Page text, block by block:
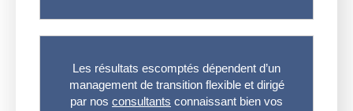
Les résultats escomptés dépendent d’un
management de transition flexible et dirigé
par nos consultants connaissant bien vos